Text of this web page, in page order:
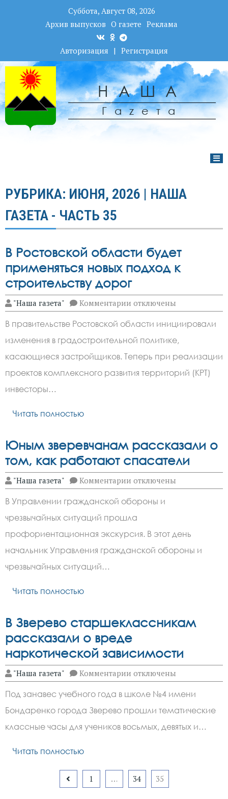
Суббота, Август 08, 2026
Архив выпусков О газете Реклама
Авторизация | Регистрация
НАША
Гаzета
РУБРИКА: ИЮНЯ, 2026 | НАША
ГАЗЕТА - ЧАСТЬ 35
В Ростовской области будет
применяться новых подход к
строительству дорог
"Наша газета" Комментарии к
записи
Ростовской
области
будет
применяться
новых
подход
отключены
В правительстве Ростовской области инициировали
изменения в градостроительной политике,
касающиеся застройщиков. Теперь при реализации
проектов комплексного развития территорий (КРТ)
инвесторы…
Читать полностью
Юным зверевчанам рассказали о
том, как работают спасатели
"Наша газета" Комментарии к
записи
Юным
зверевчанам
рассказали
о
том,
как
работают
отключены
В Управлении гражданской обороны и
чрезвычайных ситуаций прошла
профориентационная экскурсия. В этот день
начальник Управления гражданской обороны и
чрезвычайных ситуаций…
Читать полностью
В Зверево старшеклассникам
рассказали о вреде
наркотической зависимости
"Наша газета" Комментарии к
записи
Зверево
старшеклассникам
рассказали
о
вреде
отключены
Под занавес учебного года в школе №4 имени
Бондаренко города Зверево прошли тематические
классные часы для учеников восьмых, девятых и…
Читать полностью
1 … 34 35